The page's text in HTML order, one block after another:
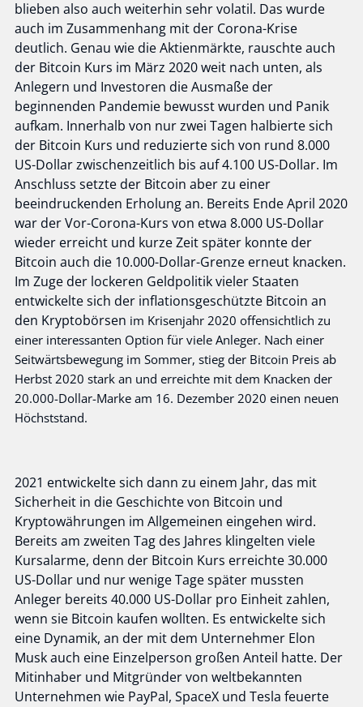
blieben also auch weiterhin sehr volatil. Das wurde
auch im Zusammenhang mit der Corona-Krise
deutlich. Genau wie die Aktienmärkte, rauschte auch
der Bitcoin Kurs im März 2020 weit nach unten, als
Anlegern und Investoren die Ausmaße der
beginnenden Pandemie bewusst wurden und Panik
aufkam. Innerhalb von nur zwei Tagen halbierte sich
der Bitcoin Kurs und reduzierte sich von rund 8.000
US-Dollar zwischenzeitlich bis auf 4.100 US-Dollar. Im
Anschluss setzte der Bitcoin aber zu einer
beeindruckenden Erholung an. Bereits Ende April 2020
war der Vor-Corona-Kurs von etwa 8.000 US-Dollar
wieder erreicht und kurze Zeit später konnte der
Bitcoin auch die 10.000-Dollar-Grenze erneut knacken.
Im Zuge der lockeren Geldpolitik vieler Staaten
entwickelte sich der inflationsgeschützte Bitcoin an
den Kryptobörsen im Krisenjahr 2020 offensichtlich zu
einer interessanten Option für viele Anleger. Nach einer
Seitwärtsbewegung im Sommer, stieg der Bitcoin Preis ab
Herbst 2020 stark an und erreichte mit dem Knacken der
20.000-Dollar-Marke am 16. Dezember 2020 einen neuen
Höchststand.
2021 entwickelte sich dann zu einem Jahr, das mit
Sicherheit in die Geschichte von Bitcoin und
Kryptowährungen im Allgemeinen eingehen wird.
Bereits am zweiten Tag des Jahres klingelten viele
Kursalarme, denn der Bitcoin Kurs erreichte 30.000
US-Dollar und nur wenige Tage später mussten
Anleger bereits 40.000 US-Dollar pro Einheit zahlen,
wenn sie Bitcoin kaufen wollten. Es entwickelte sich
eine Dynamik, an der mit dem Unternehmer Elon
Musk auch eine Einzelperson großen Anteil hatte. Der
Mitinhaber und Mitgründer von weltbekannten
Unternehmen wie PayPal, SpaceX und Tesla feuerte